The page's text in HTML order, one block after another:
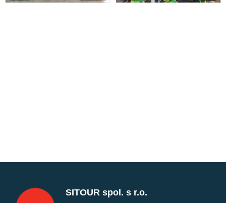
SITOUR spol. s r.o.